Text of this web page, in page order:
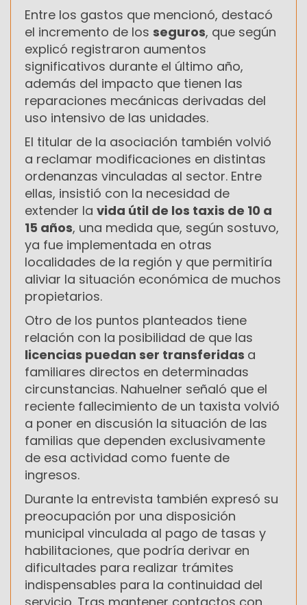
Entre los gastos que mencionó, destacó
el incremento de los seguros, que según
explicó registraron aumentos
significativos durante el último año,
además del impacto que tienen las
reparaciones mecánicas derivadas del
uso intensivo de las unidades.
El titular de la asociación también volvió
a reclamar modificaciones en distintas
ordenanzas vinculadas al sector. Entre
ellas, insistió con la necesidad de
extender la vida útil de los taxis de 10 a
15 años, una medida que, según sostuvo,
ya fue implementada en otras
localidades de la región y que permitiría
aliviar la situación económica de muchos
propietarios.
Otro de los puntos planteados tiene
relación con la posibilidad de que las
licencias puedan ser transferidas a
familiares directos en determinadas
circunstancias. Nahuelner señaló que el
reciente fallecimiento de un taxista volvió
a poner en discusión la situación de las
familias que dependen exclusivamente
de esa actividad como fuente de
ingresos.
Durante la entrevista también expresó su
preocupación por una disposición
municipal vinculada al pago de tasas y
habilitaciones, que podría derivar en
dificultades para realizar trámites
indispensables para la continuidad del